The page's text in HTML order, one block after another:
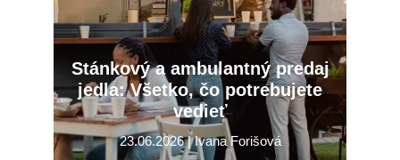
Stánkový a ambulantný predaj
jedla: Všetko, čo potrebujete
vedieť
23.06.2026 | Ivana Forišová